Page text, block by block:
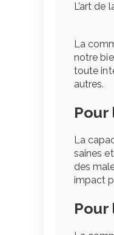
L’art
La
notre
toute
autres.
La
saines
des
impact
Pour